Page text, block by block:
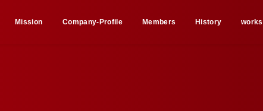
Mission Company-Profile Members History works